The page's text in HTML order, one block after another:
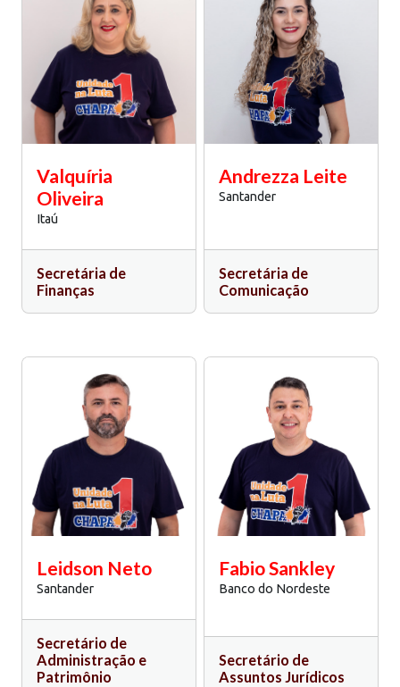
Valquíria
Oliveira
Itaú
Secretária de
Finanças
Andrezza Leite
Santander
Secretária de
Comunicação
Leidson Neto
Santander
Secretário de
Administração e
Patrimônio
Fabio Sankley
Banco do Nordeste
Secretário de
Assuntos Jurídicos